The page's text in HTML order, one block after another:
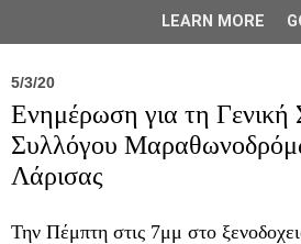
Σύλλογος
5/3/20
Ενημέρωση για τη Γενική
Συλλόγου
Λάρισας
Την Πέμπτη στις 7μμ στο
LEARN MORE